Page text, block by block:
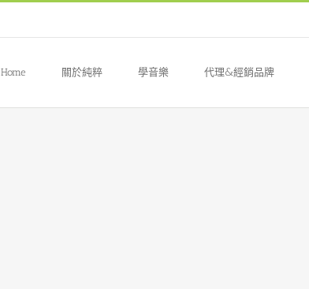
Home 關於純粹 學音樂 代理&經銷品牌